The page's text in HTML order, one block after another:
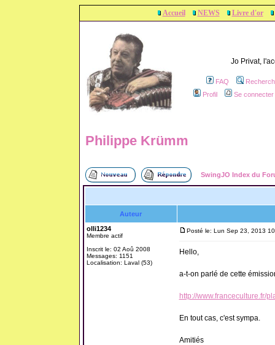
Accueil NEWS Livre d'or
Jo Privat,
FAQ
Profil
Se
Philippe Krümm
SwingJO Index du
Auteur
olli1234
Membre actif
Inscrit le: 02 Aoû 2008
Messages: 1151
Localisation: Laval (53)
Posté le: Lun Sep 23, 2013
Hello,
a-t-on parlé de cette
http://www.franceculture.fr/
En tout cas, c'est sympa.
Amitiés